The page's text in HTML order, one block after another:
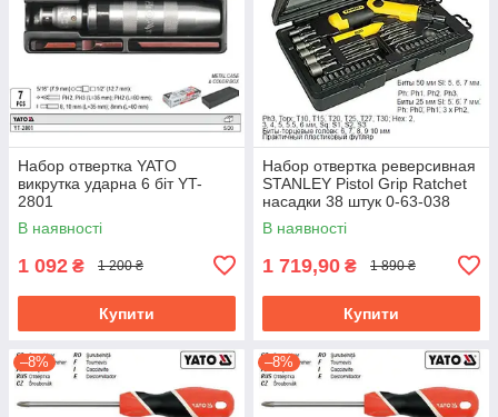
Набор отвертка YATO
викрутка ударна 6 біт YT-
2801
В наявності
1 092 ₴ 1 200 ₴
Купити
Набор отвертка реверсивная
STANLEY Pistol Grip Ratchet
насадки 38 штук 0-63-038
В наявності
1 719,90 ₴ 1 890 ₴
Купити
–8% –8%